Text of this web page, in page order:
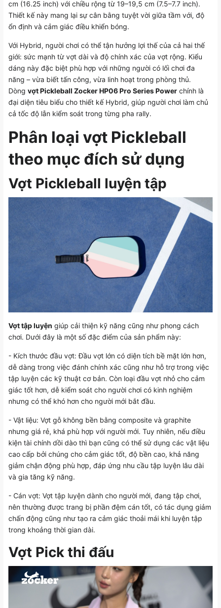
cm (16.25 inch) với chiều rộng từ 19–19,5 cm (7.5–7.7 inch).
Thiết kế này mang lại sự cân bằng tuyệt vời giữa tầm với, độ
ổn định và cảm giác điều khiển bóng.
Với Hybrid, người chơi có thể tận hưởng lợi thế của cả hai thế
giới: sức mạnh từ vợt dài và độ chính xác của vợt rộng. Kiểu
dáng này đặc biệt phù hợp với những người có lối chơi đa
năng – vừa biết tấn công, vừa linh hoạt trong phòng thủ.
Dòng vợt Pickleball Zocker HP06 Pro Series Power chính là
đại diện tiêu biểu cho thiết kế Hybrid, giúp người chơi làm chủ
cả tốc độ lẫn kiểm soát trong từng pha rally.
Phân loại vợt Pickleball
theo mục đích sử dụng
Vợt Pickleball luyện tập
Vợt tập luyện giúp cải thiện kỹ năng cũng như phong cách
chơi. Dưới đây là một số đặc điểm của sản phẩm này:
- Kích thước đầu vợt: Đầu vợt lớn có diện tích bề mặt lớn hơn,
dễ dàng trong việc đánh chính xác cũng như hỗ trợ trong việc
tập luyện các kỹ thuật cơ bản. Còn loại đầu vợt nhỏ cho cảm
giác tốt hơn, dễ kiểm soát cho người chơi có kinh nghiệm
nhưng có thể khó hơn cho người mới bắt đầu.
- Vật liệu: Vợt gỗ không bền bằng composite và graphite
nhưng giá rẻ, khá phù hợp với người mới. Tuy nhiên, nếu điều
kiện tài chính dồi dào thì bạn cũng có thể sử dụng các vật liệu
cao cấp bởi chúng cho cảm giác tốt, độ bền cao, khả năng
giảm chận động phù hợp, đáp ứng nhu cầu tập luyện lâu dài
và gia tăng kỹ năng.
- Cán vợt: Vợt tập luyện dành cho người mới, đang tập chơi,
nên thường được trang bị phần đệm cán tốt, có tác dụng giảm
chấn động cũng như tạo ra cảm giác thoải mái khi luyện tập
trong khoảng thời gian dài.
Vợt Pick thi đấu